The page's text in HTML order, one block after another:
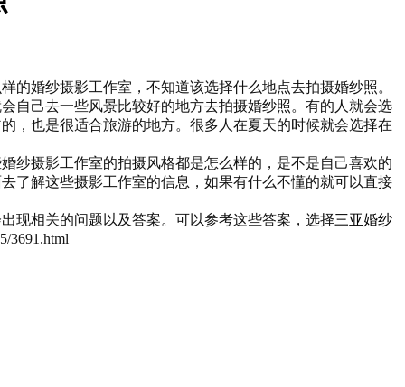
婚纱摄影工作室，不知道该选择什么地点去拍摄婚纱照。
自己去一些风景比较好的地方去拍摄婚纱照。有的人就会选
，也是很适合旅游的地方。很多人在夏天的时候就会选择在
纱摄影工作室的拍摄风格都是怎么样的，是不是自己喜欢的
了解这些摄影工作室的信息，如果有什么不懂的就可以直接
现相关的问题以及答案。可以参考这些答案，选择三亚婚纱
3691.html